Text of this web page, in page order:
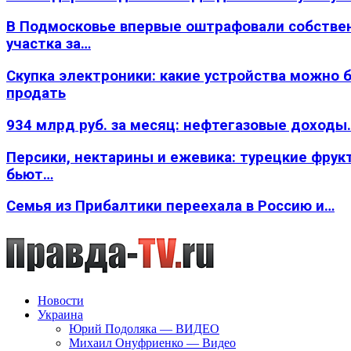
В Подмосковье впервые оштрафовали
участка за…
Скупка электроники: какие устройства можно
продать
934 млрд руб. за месяц: нефтегазовые
Персики, нектарины и ежевика: турецкие
бьют…
Семья из Прибалтики переехала в Россию и…
Новости
Украина
Юрий Подоляка — ВИДЕО
Михаил Онуфриенко — Видео